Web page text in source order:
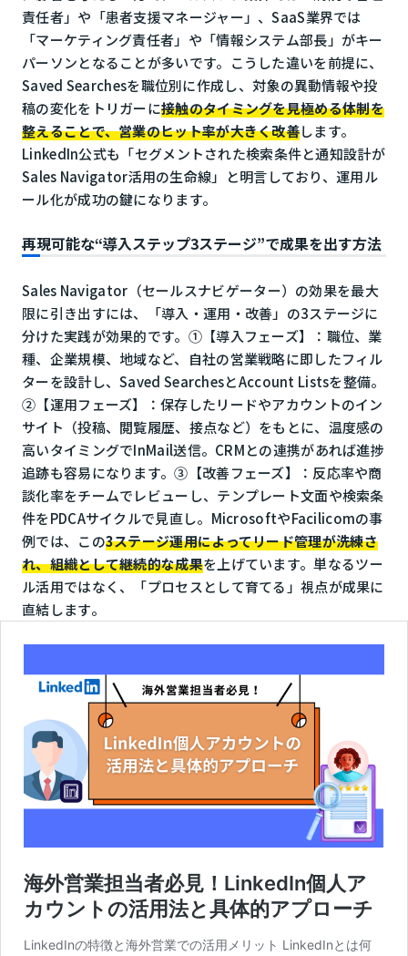
責任者」や「患者支援マネージャー」、SaaS業界では
「マーケティング責任者」や「情報システム部長」がキー
パーソンとなることが多いです。こうした違いを前提に、
Saved Searchesを職位別に作成し、対象の異動情報や投
稿の変化をトリガーに接触のタイミングを見極める体制を
整えることで、営業のヒット率が大きく改善します。
LinkedIn公式も「セグメントされた検索条件と通知設計が
Sales Navigator活用の生命線」と明言しており、運用ル
ール化が成功の鍵になります。
再現可能な“導入ステップ3ステージ”で成果を出す方法
Sales Navigator（セールスナビゲーター）の効果を最大
限に引き出すには、「導入・運用・改善」の3ステージに
分けた実践が効果的です。①【導入フェーズ】：職位、業
種、企業規模、地域など、自社の営業戦略に即したフィル
ターを設計し、Saved SearchesとAccount Listsを整備。
②【運用フェーズ】：保存したリードやアカウントのイン
サイト（投稿、閲覧履歴、接点など）をもとに、温度感の
高いタイミングでInMail送信。CRMとの連携があれば進捗
追跡も容易になります。③【改善フェーズ】：反応率や商
談化率をチームでレビューし、テンプレート文面や検索条
件をPDCAサイクルで見直し。MicrosoftやFacilicomの事
例では、この3ステージ運用によってリード管理が洗練さ
れ、組織として継続的な成果を上げています。単なるツー
ル活用ではなく、「プロセスとして育てる」視点が成果に
直結します。